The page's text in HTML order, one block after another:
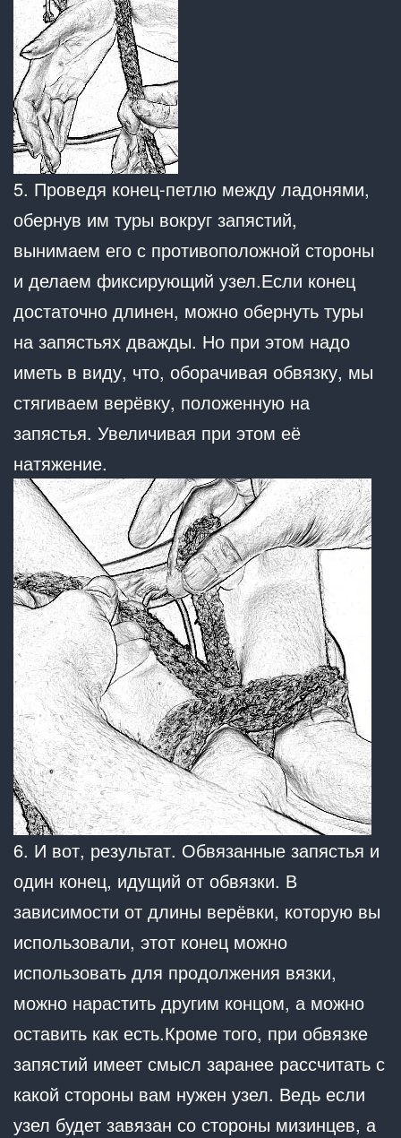
5. Проведя конец-петлю между ладонями,
обернув им туры вокруг запястий,
вынимаем его с противоположной стороны
и делаем фиксирующий узел.Если конец
достаточно длинен, можно обернуть туры
на запястьях дважды. Но при этом надо
иметь в виду, что, оборачивая обвязку, мы
стягиваем верёвку, положенную на
запястья. Увеличивая при этом её
натяжение.
6. И вот, результат. Обвязанные запястья и
один конец, идущий от обвязки. В
зависимости от длины верёвки, которую вы
использовали, этот конец можно
использовать для продолжения вязки,
можно нарастить другим концом, а можно
оставить как есть.Кроме того, при обвязке
запястий имеет смысл заранее рассчитать с
какой стороны вам нужен узел. Ведь если
узел будет завязан со стороны мизинцев, а